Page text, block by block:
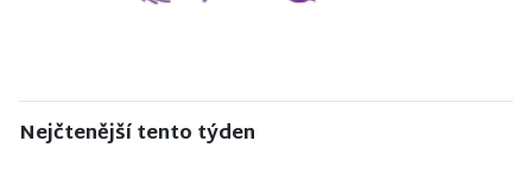
Nejčtenější tento týden